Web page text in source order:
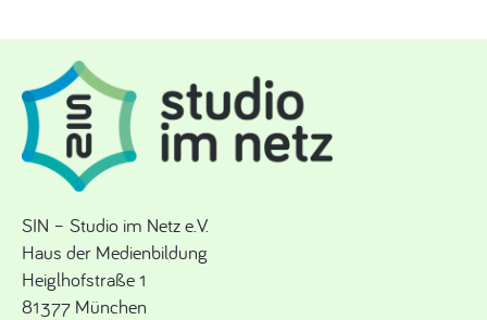
SIN – Studio im Netz e.V.
Haus der Medienbildung
Heiglhofstraße 1
81377 München